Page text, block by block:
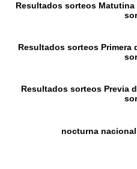
Resultados sorteos Matutina
Resultados sorteos Primera
Resultados sorteos Previa
nocturna